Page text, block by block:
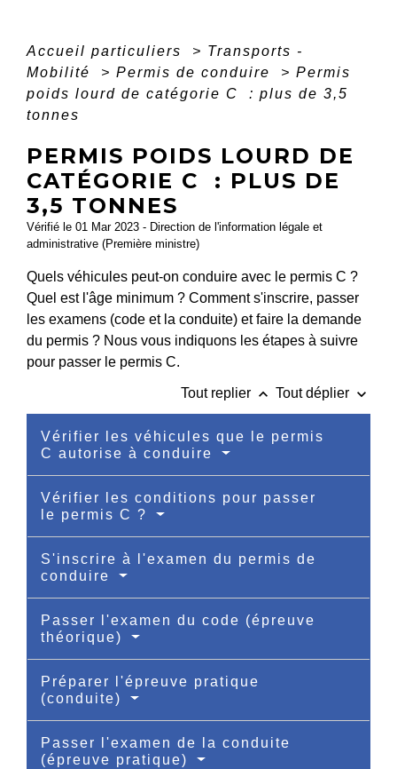
Accueil particuliers > Transports -
Mobilité
> Permis de conduire > Permis
poids lourd de catégorie C : plus de 3,5
tonnes
PERMIS POIDS LOURD DE
CATÉGORIE C : PLUS DE
3,5 TONNES
Vérifié le 01 Mar 2023 - Direction de l'information légale et
administrative (Première ministre)
Quels véhicules peut-on conduire avec le permis C ?
Quel est l'âge minimum ? Comment s'inscrire, passer
les examens (code et la conduite) et faire la demande
du permis ? Nous vous indiquons les étapes à suivre
pour passer le permis C.
Tout replier keyboard_arrow_up Tout déplier keyboard_arrow_down
Vérifier les véhicules que le permis
C autorise à conduire
Vérifier les conditions pour passer
le permis C ?
S'inscrire à l'examen du permis de
conduire
Passer l'examen du code (épreuve
théorique)
Préparer l'épreuve pratique
(conduite)
Passer l'examen de la conduite
(épreuve pratique)